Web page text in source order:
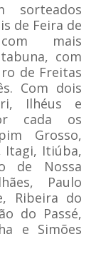
sorteados
de Feira de
mais
com
de Freitas
Com dois
Ilhéus e
cada os
Grosso,
Itagi, Itiúba,
de Nossa
Paulo
Ribeira do
do Passé,
e Simões